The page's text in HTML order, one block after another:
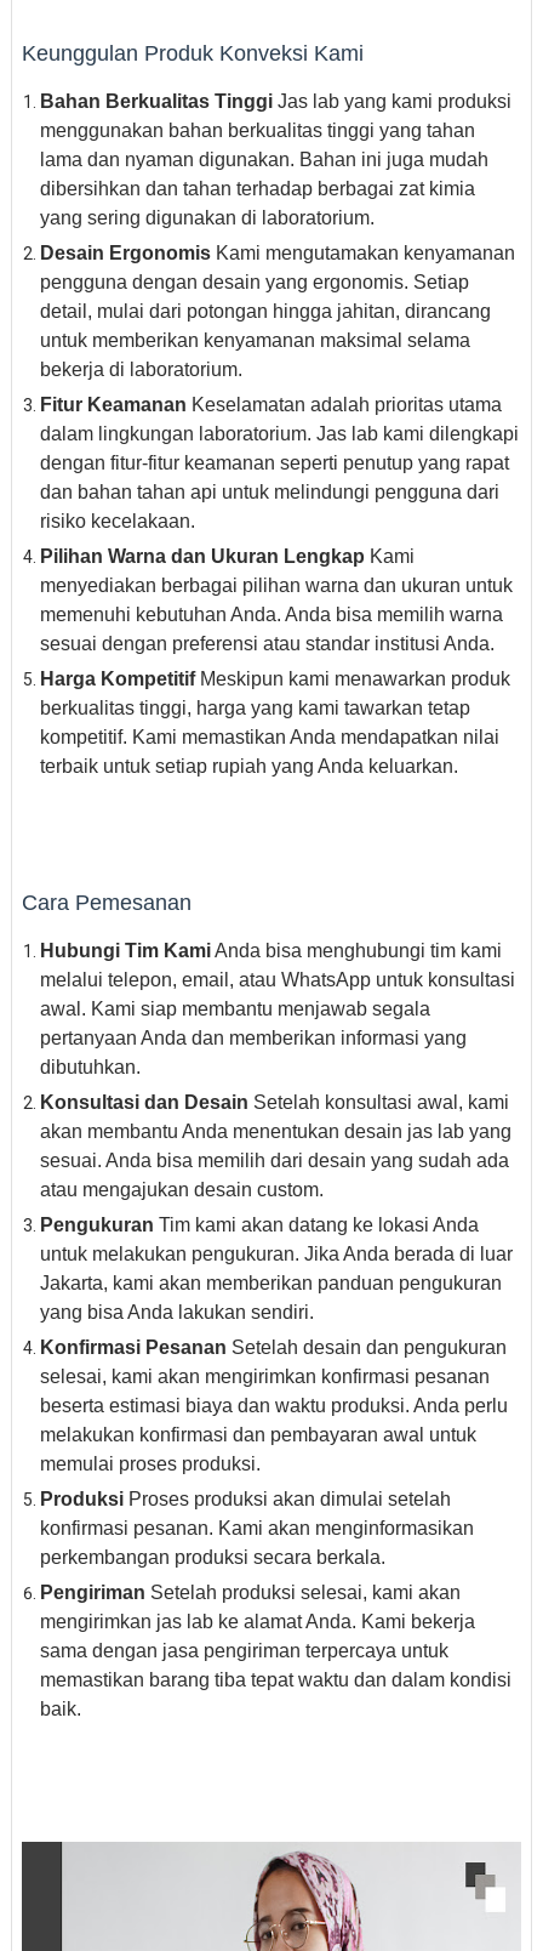
Keunggulan Produk Konveksi Kami
Bahan Berkualitas TinggiJas lab yang kami produksi
menggunakan bahan berkualitas tinggi yang tahan
lama dan nyaman digunakan. Bahan ini juga mudah
dibersihkan dan tahan terhadap berbagai zat kimia
yang sering digunakan di laboratorium.
Desain ErgonomisKami mengutamakan kenyamanan
pengguna dengan desain yang ergonomis. Setiap
detail, mulai dari potongan hingga jahitan, dirancang
untuk memberikan kenyamanan maksimal selama
bekerja di laboratorium.
Fitur Keamanan Keselamatan adalah prioritas utama
dalam lingkungan laboratorium. Jas lab kami dilengkapi
dengan fitur-fitur keamanan seperti penutup yang rapat
dan bahan tahan api untuk melindungi pengguna dari
risiko kecelakaan.
Pilihan Warna dan Ukuran Lengkap Kami
menyediakan berbagai pilihan warna dan ukuran untuk
memenuhi kebutuhan Anda. Anda bisa memilih warna
sesuai dengan preferensi atau standar institusi Anda.
Harga KompetitifMeskipun kami menawarkan produk
berkualitas tinggi, harga yang kami tawarkan tetap
kompetitif. Kami memastikan Anda mendapatkan nilai
terbaik untuk setiap rupiah yang Anda keluarkan.
Cara Pemesanan
Hubungi Tim KamiAnda bisa menghubungi tim kami
melalui telepon, email, atau WhatsApp untuk konsultasi
awal. Kami siap membantu menjawab segala
pertanyaan Anda dan memberikan informasi yang
dibutuhkan.
Konsultasi dan Desain Setelah konsultasi awal, kami
akan membantu Anda menentukan desain jas lab yang
sesuai. Anda bisa memilih dari desain yang sudah ada
atau mengajukan desain custom.
Pengukuran Tim kami akan datang ke lokasi Anda
untuk melakukan pengukuran. Jika Anda berada di luar
Jakarta, kami akan memberikan panduan pengukuran
yang bisa Anda lakukan sendiri.
Konfirmasi Pesanan Setelah desain dan pengukuran
selesai, kami akan mengirimkan konfirmasi pesanan
beserta estimasi biaya dan waktu produksi. Anda perlu
melakukan konfirmasi dan pembayaran awal untuk
memulai proses produksi.
ProduksiProses produksi akan dimulai setelah
konfirmasi pesanan. Kami akan menginformasikan
perkembangan produksi secara berkala.
Pengiriman Setelah produksi selesai, kami akan
mengirimkan jas lab ke alamat Anda. Kami bekerja
sama dengan jasa pengiriman terpercaya untuk
memastikan barang tiba tepat waktu dan dalam kondisi
baik.